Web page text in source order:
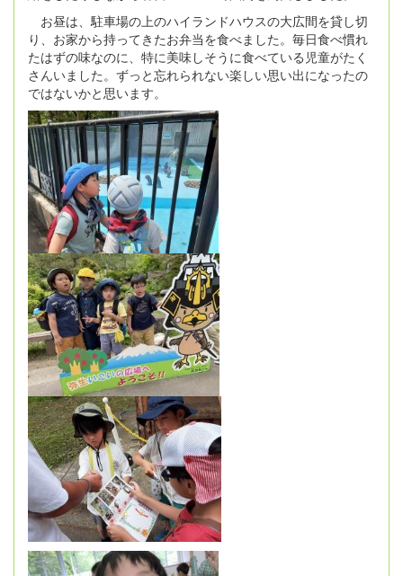
お昼は、駐車場の上のハイランドハウスの大広間を貸し切
り、お家から持ってきたお弁当を食べました。毎日食べ慣れ
たはずの味なのに、特に美味しそうに食べている児童がたく
さんいました。ずっと忘れられない楽しい思い出になったの
ではないかと思います。